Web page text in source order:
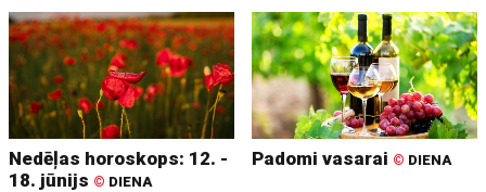
Nedēļas horoskops: 12. -
18. jūnijs © DIENA
Padomi vasarai © DIENA